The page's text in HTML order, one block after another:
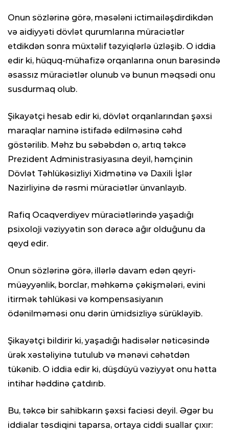
Onun sözlərinə görə, məsələni ictimailəşdirdikdən
və aidiyyəti dövlət qurumlarına müraciətlər
etdikdən sonra müxtəlif təzyiqlərlə üzləşib. O iddia
edir ki, hüquq-mühafizə orqanlarına onun barəsində
əsassız müraciətlər olunub və bunun məqsədi onu
susdurmaq olub.
Şikayətçi hesab edir ki, dövlət orqanlarından şəxsi
maraqlar naminə istifadə edilməsinə cəhd
göstərilib. Məhz bu səbəbdən o, artıq təkcə
Prezident Administrasiyasına deyil, həmçinin
Dövlət Təhlükəsizliyi Xidmətinə və Daxili İşlər
Nazirliyinə də rəsmi müraciətlər ünvanlayıb.
Rafiq Ocaqverdiyev müraciətlərində yaşadığı
psixoloji vəziyyətin son dərəcə ağır olduğunu da
qeyd edir.
Onun sözlərinə görə, illərlə davam edən qeyri-
müəyyənlik, borclar, məhkəmə çəkişmələri, evini
itirmək təhlükəsi və kompensasiyanın
ödənilməməsi onu dərin ümidsizliyə sürükləyib.
Şikayətçi bildirir ki, yaşadığı hadisələr nəticəsində
ürək xəstəliyinə tutulub və mənəvi cəhətdən
tükənib. O iddia edir ki, düşdüyü vəziyyət onu hətta
intihar həddinə çatdırıb.
Bu, təkcə bir sahibkarın şəxsi faciəsi deyil. Əgər bu
iddialar təsdiqini taparsa, ortaya ciddi suallar çıxır: